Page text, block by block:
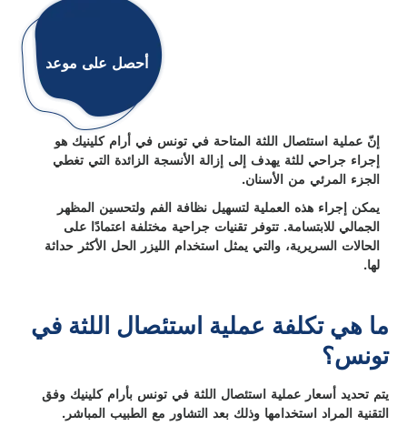
أحصل على موعد
إنّ عملية استئصال اللثة المتاحة في تونس في أرام كلينيك هو
إجراء جراحي للثة يهدف إلى إزالة الأنسجة الزائدة التي تغطي
الجزء المرئي من الأسنان.
يمكن إجراء هذه العملية لتسهيل نظافة الفم ولتحسين المظهر
الجمالي للابتسامة. تتوفر تقنيات جراحية مختلفة اعتمادًا على
الحالات السريرية، والتي يمثل استخدام الليزر الحل الأكثر حداثة
لها.
ما هي تكلفة عملية استئصال اللثة في
تونس؟
يتم تحديد أسعار عملية استئصال اللثة في تونس بأرام كلينيك وفق
التقنية المراد استخدامها وذلك بعد التشاور مع الطبيب المباشر.